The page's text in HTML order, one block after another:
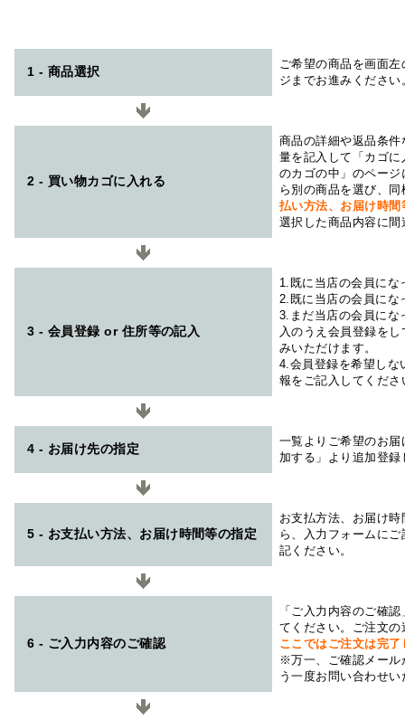
1 - 商品選択
ご希望の商品を画面
ジまでお進みください
2 - 買い物カゴに入れる
商品の詳細や返品条
量を記入して「カゴ
のカゴの中」のペー
ら別の商品を選び、
払い方法、お届け時
選択した商品内容に
3 - 会員登録 or 住所等の記入
1.既に当店の会員にな
2.既に当店の会員にな
3.まだ当店の会員にな
入のうえ会員登録を
みいただけます。
4.会員登録を希望しな
報をご記入してくださ
4 - お届け先の指定
一覧よりご希望のお
加する」より追加登
5 - お支払い方法、お届け時間等の指定
お支払方法、お届け
ら、入力フォームに
記ください。
6 - ご入力内容のご確認
「ご入力内容のご確
てください。ご注文
ここではご注文は完
※万一、ご確認メール
う一度お問い合わせ